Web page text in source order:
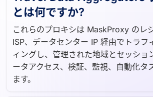
とは何ですか?
これらのプロキシは MaskProxy のレ
ISP、データセンター IP 経由でトラフ
ィングし、管理された地域とセッショ
ータアクセス、検証、監視、自動化タ
ます。